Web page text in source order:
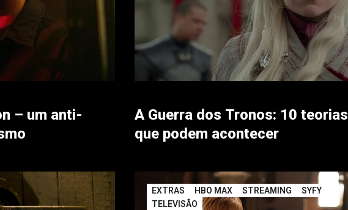
– um anti-
A Guerra dos Tronos: 10 teorias
que podem acontecer
EXTRAS HBO MAX STREAMING
SYFY
TELEVISÃO